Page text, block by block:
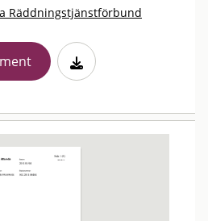
Räddningstjänstförbund